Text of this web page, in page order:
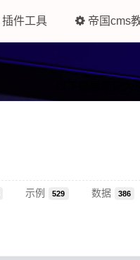
插件工具 帝国cms
以下是易笔记为
示例 529 数据 386